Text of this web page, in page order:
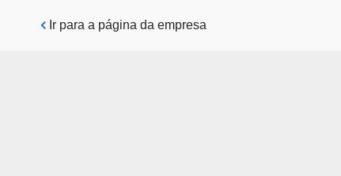
Pular para o conteúdo principal
Ir para a página da empresa